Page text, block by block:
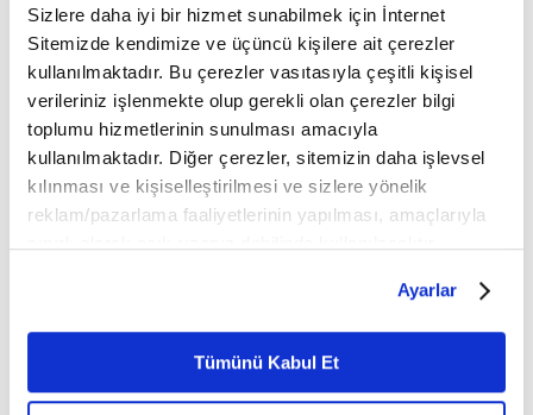
Sizlere daha iyi bir hizmet sunabilmek için İnternet
Sitemizde kendimize ve üçüncü kişilere ait çerezler
kullanılmaktadır. Bu çerezler vasıtasıyla çeşitli kişisel
verileriniz işlenmekte olup gerekli olan çerezler bilgi
toplumu hizmetlerinin sunulması amacıyla
kullanılmaktadır. Diğer çerezler, sitemizin daha işlevsel
kılınması ve kişiselleştirilmesi ve sizlere yönelik
reklam/pazarlama faaliyetlerinin yapılması, amaçlarıyla
belirleyebilirsiniz. Çerezlere ilişkin detaylı bilgi için
Ayarlar butonuna tıklayabilir,Çerez Bilgilendirme
Metnimizi ziyaret edebilirsiniz.
6698 sayılı Kişisel Verilerin Korunması Kanunu uyarınca
Ayarlar
Tümünü Kabul Et
peyda olması, meveddetin, muhabbetin hasıl
olması. Bu öyle bir muhabbet ki her karşılaşmada
büyüyecek ve tarafları bir sonraki buluşmak için
sabırsız hale getirecek.
Sadakat, vefâ ve sahip çıkma
Emin Efendi nereye giderse veya kendisine bir şey
birlikte ders vermişler, birlikte ayrılmışlar. Birine
haksızlık yapıldığında diğeri kendisine
yapılmasından daha çok üzülmüş, dostluklarının
hatırı için düşmanlarının zahmetini birlikte